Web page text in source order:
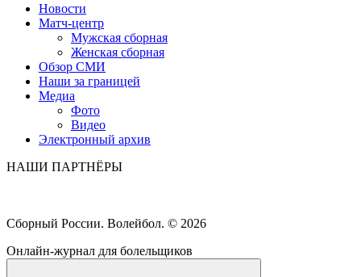
Новости
Матч-центр
Мужская сборная
Женская сборная
Обзор СМИ
Наши за границей
Медиа
Фото
Видео
Электронный архив
НАШИ ПАРТНЁРЫ
Сборный России. Волейбол. © 2026
Онлайн-журнал для болельщиков